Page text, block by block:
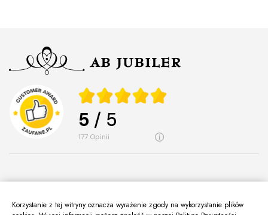
5 / 5
177 opinii
Korzystanie z tej witryny oznacza wyrażenie zgody na wykorzystanie plików